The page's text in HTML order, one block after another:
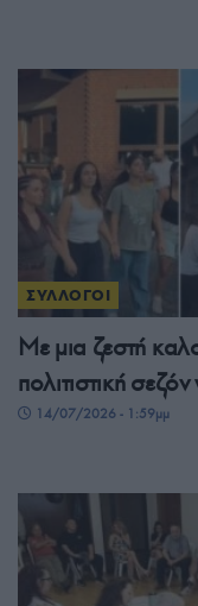
ΣΥΛΛΟΓΟΙ
Με μια ζεστή
πολιτιστική
14/07/2026 - 1:59μμ